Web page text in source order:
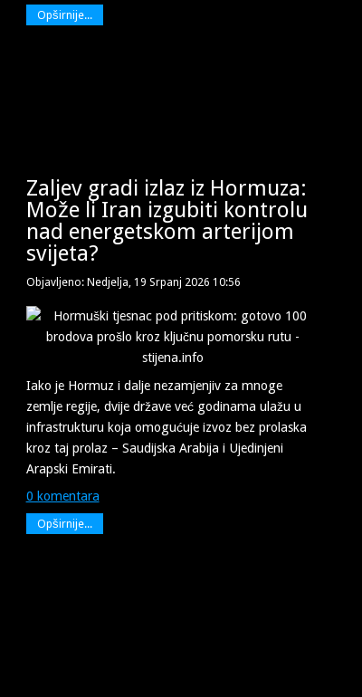
Opširnije...
Zaljev gradi izlaz iz Hormuza:
Može li Iran izgubiti kontrolu
nad energetskom arterijom
svijeta?
Objavljeno: Nedjelja, 19 Srpanj 2026 10:56
Iako je Hormuz i dalje nezamjenjiv za mnoge
zemlje regije, dvije države već godinama ulažu u
infrastrukturu koja omogućuje izvoz bez prolaska
kroz taj prolaz – Saudijska Arabija i Ujedinjeni
Arapski Emirati.
0 komentara
Opširnije...